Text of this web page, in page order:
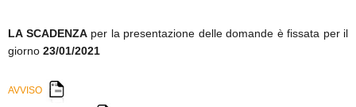
ACCESSO PER FORNITORI
LA SCADENZAper la presentazione delle domande è fissata per il
giorno 23/01/2021
AVVISO